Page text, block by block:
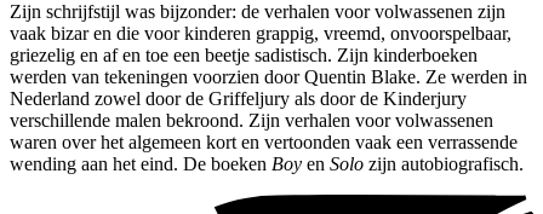
Zijn schrijfstijl was bijzonder: de verhalen voor volwassenen zijn
vaak bizar en die voor kinderen grappig, vreemd, onvoorspelbaar,
griezelig en af en toe een beetje sadistisch. Zijn kinderboeken
werden van tekeningen voorzien door Quentin Blake. Ze werden in
Nederland zowel door de Griffeljury als door de Kinderjury
verschillende malen bekroond. Zijn verhalen voor volwassenen
waren over het algemeen kort en vertoonden vaak een verrassende
wending aan het eind. De boeken Boy en Solo zijn autobiografisch.